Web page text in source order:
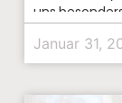
uns
Januar 31,